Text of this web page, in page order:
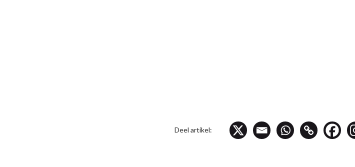
Deel artikel: